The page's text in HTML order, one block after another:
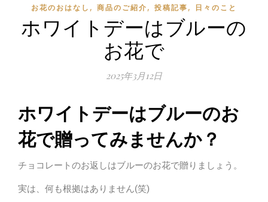
お花のおはなし , 商品のご紹介, 投稿記事, 日々のこと
ホワイトデーはブルーの
お花で
2025年3月12日
ホワイトデーはブルーのお
花で贈ってみませんか？
チョコレートのお返しはブルーのお花で贈りましょう。
実は、何も根拠はありません(笑)